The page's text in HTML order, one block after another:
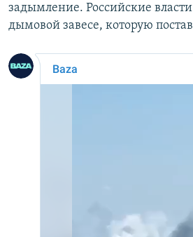
задымление. Российские
дымовой завесе, которую